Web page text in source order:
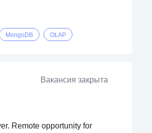
MongoDB OLAP
Вакансия закрыта
Remote opportunity for